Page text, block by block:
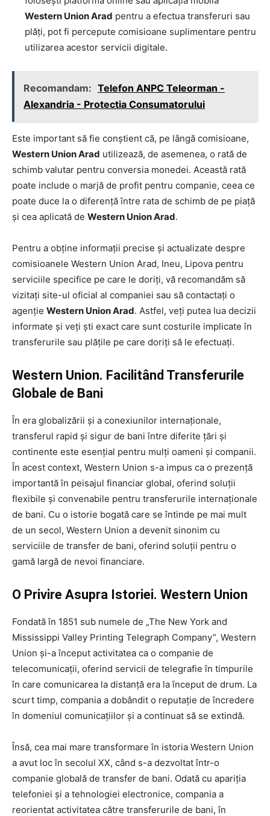
Western Union Arad pentru a efectua transferuri sau
plăți, pot fi percepute comisioane suplimentare pentru
utilizarea acestor servicii digitale.
Recomandam: Telefon ANPC Teleorman -
Alexandria - Protectia Consumatorului
Este important să fie conștient că, pe lângă comisioane,
Western Union Arad utilizează, de asemenea, o rată de
schimb valutar pentru conversia monedei. Această rată
poate include o marjă de profit pentru companie, ceea ce
poate duce la o diferență între rata de schimb de pe piață
și cea aplicată de Western Union Arad.
Pentru a obține informații precise și actualizate despre
comisioanele Western Union Arad, Ineu, Lipova pentru
serviciile specifice pe care le doriți, vă recomandăm să
vizitați site-ul oficial al companiei sau să contactați o
agenție Western Union Arad. Astfel, veți putea lua decizii
informate și veți ști exact care sunt costurile implicate în
transferurile sau plățile pe care doriți să le efectuați.
Western Union. Facilitând Transferurile
Globale de Bani
În era globalizării și a conexiunilor internaționale,
transferul rapid și sigur de bani între diferite țări și
continente este esențial pentru mulți oameni și companii.
În acest context, Western Union s-a impus ca o prezență
importantă în peisajul financiar global, oferind soluții
flexibile și convenabile pentru transferurile internaționale
de bani. Cu o istorie bogată care se întinde pe mai mult
de un secol, Western Union a devenit sinonim cu
serviciile de transfer de bani, oferind soluții pentru o
gamă largă de nevoi financiare.
O Privire Asupra Istoriei. Western Union
Fondată în 1851 sub numele de „The New York and
Mississippi Valley Printing Telegraph Company”, Western
Union și-a început activitatea ca o companie de
telecomunicații, oferind servicii de telegrafie în timpurile
în care comunicarea la distanță era la început de drum. La
scurt timp, compania a dobândit o reputație de încredere
în domeniul comunicațiilor și a continuat să se extindă.
Însă, cea mai mare transformare în istoria Western Union
a avut loc în secolul XX, când s-a dezvoltat într-o
companie globală de transfer de bani. Odată cu apariția
telefoniei și a tehnologiei electronice, compania a
reorientat activitatea către transferurile de bani, în